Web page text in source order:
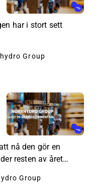
har i stort sett
Group
nå den gör en
resten av året
Group